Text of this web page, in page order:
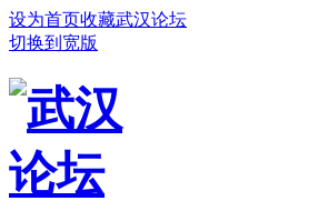
设为首页收藏武汉论坛
切换到宽版